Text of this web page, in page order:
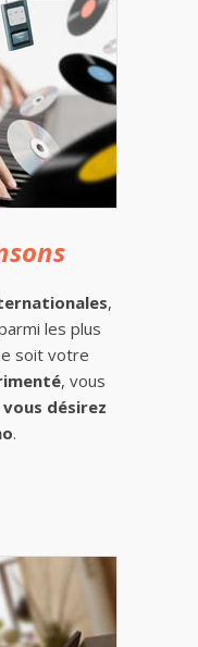
,
les plus
soit votre
, vous
vous désirez
.